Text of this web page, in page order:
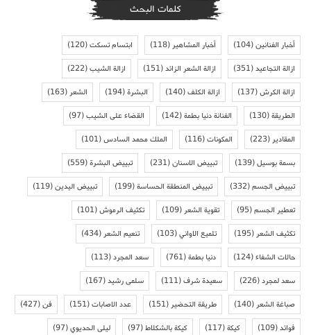
كلمات البحث
أخبار الفنانين(104) أخبار المشاهير(118) ابتسام تسكت(120)
ازالة التجاعيد(351) ازالة الشعر الزائد(151) ازالة الشيب(222)
ازالة الكرش(137) ازالة الكلف(140) البشرة(194) الشعر(163)
الطريقة(130) الفنانة دنيا بطمة(142) القضاء على الشيب(97)
المقادير(223) المكونات(116) الملك محمد السادس(101)
بسمة بوسيل(139) تبييض الاسنان(231) تبييض البشرة(559)
تبييض الجسم(332) تبييض المنطقة الحساسة(199) تبييض اليدين(119)
تعطير الجسم(95) تقوية الشعر(109) تكثيف الرموش(101)
تكثيف الشعر(195) تلميع الاواني(103) تنعيم الشعر(434)
حالات الشفاء(124) دنيا بطمة(761) سعد المجرد(113)
سعد لمجرد(226) سعيدة شرف(111) سلمى رشيد(167)
صباغة الشعر(140) طريقة التحضير(151) عدد الاصابات(151) فن(427)
فوائد(109) كيكة(117) كيكة بالشكلاط(97) ليلى الحديوي(97)